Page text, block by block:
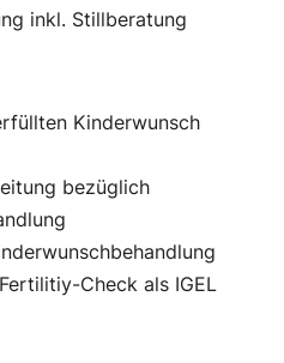
inkl. Stillberatung
Kinderwunsch
bezüglich
Check als IGEL